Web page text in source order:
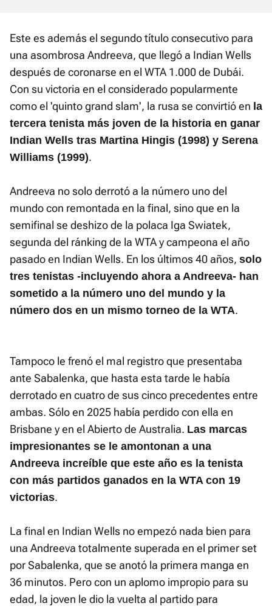
Este es además el segundo título consecutivo para
una asombrosa Andreeva, que llegó a Indian Wells
después de coronarse en el WTA 1.000 de Dubái.
Con su victoria en el considerado popularmente
como el 'quinto grand slam', la rusa se convirtió en la
tercera tenista más joven de la historia en ganar
Indian Wells tras Martina Hingis (1998) y Serena
Williams (1999).
Andreeva no solo derrotó a la número uno del
mundo con remontada en la final, sino que en la
semifinal se deshizo de la polaca Iga Swiatek,
segunda del ránking de la WTA y campeona el año
pasado en Indian Wells. En los últimos 40 años, solo
tres tenistas -incluyendo ahora a Andreeva- han
sometido a la número uno del mundo y la
número dos en un mismo torneo de la WTA.
Tampoco le frenó el mal registro que presentaba
ante Sabalenka, que hasta esta tarde le había
derrotado en cuatro de sus cinco precedentes entre
ambas. Sólo en 2025 había perdido con ella en
Brisbane y en el Abierto de Australia. Las marcas
impresionantes se le amontonan a una
Andreeva increíble que este año es la tenista
con más partidos ganados en la WTA con 19
victorias.
La final en Indian Wells no empezó nada bien para
una Andreeva totalmente superada en el primer set
por Sabalenka, que se anotó la primera manga en
36 minutos. Pero con un aplomo impropio para su
edad, la joven le dio la vuelta al partido para